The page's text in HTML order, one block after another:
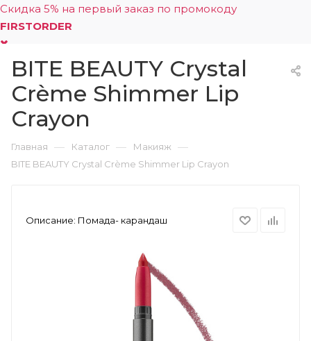
Скидка 5% на первый заказ по промокоду
FIRSTORDER
0
BITE BEAUTY Crystal
Crème Shimmer Lip
Crayon
Главная — Каталог — Макияж —
BITE BEAUTY Crystal Crème Shimmer Lip Crayon
Описание: Помада- карандаш